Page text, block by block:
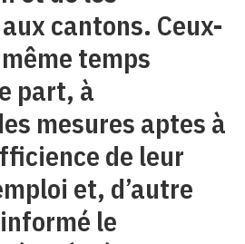
cantons. Ceux-
temps
part, à
mesures aptes à
de leur
et, d’autre
le